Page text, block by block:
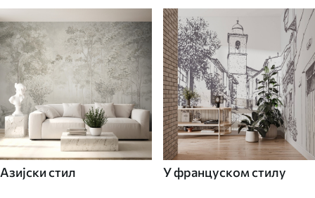
Азијски стил У француском стилу